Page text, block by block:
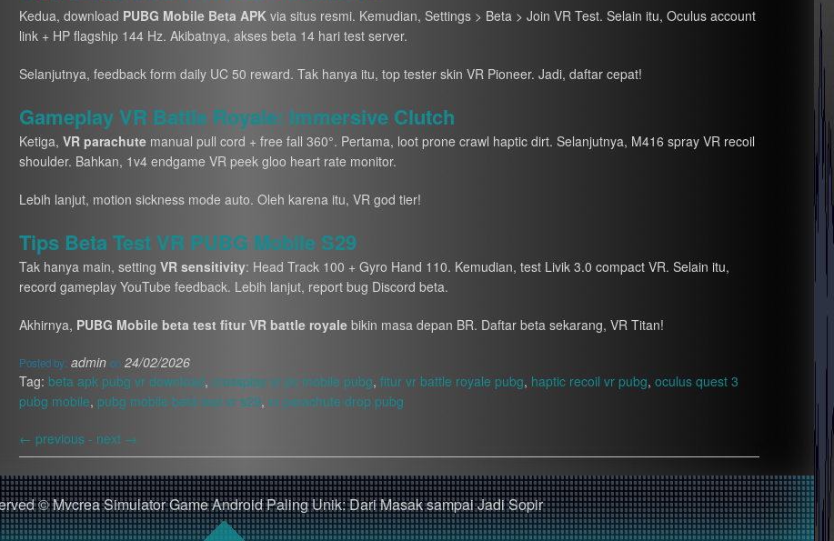
Kedua, download PUBG Mobile Beta APKvia situs resmi. Kemudian, Settings > Beta > Join VR Test. Selain itu, Oculus account
link + HP flagship 144 Hz. Akibatnya, akses beta 14 hari test server.
Selanjutnya, feedback form daily UC 50 reward. Tak hanya itu, top tester skin VR Pioneer. Jadi, daftar cepat!
Gameplay VR Battle Royale: Immersive Clutch
Ketiga, VR parachutemanual pull cord + free fall 360°. Pertama, loot prone crawl haptic dirt. Selanjutnya, M416 spray VR recoil
shoulder. Bahkan, 1v4 endgame VR peek gloo heart rate monitor.
Lebih lanjut, motion sickness mode auto. Oleh karena itu, VR god tier!
Tips Beta Test VR PUBG Mobile S29
Tak hanya main, setting VR sensitivity: Head Track 100 + Gyro Hand 110. Kemudian, test Livik 3.0 compact VR. Selain itu,
record gameplay YouTube feedback. Lebih lanjut, report bug Discord beta.
Akhirnya, PUBG Mobile beta test fitur VR battle royalebikin masa depan BR. Daftar beta sekarang, VR Titan!
Posted by: admin on 24/02/2026
Tag: beta apk pubg vr download, crossplay vr pc mobile pubg, fitur vr battle royale pubg, haptic recoil vr pubg, oculus quest 3
pubg mobile, pubg mobile beta test vr s29, vr parachute drop pubg
← previous - next →
© Mvcrea Simulator Game Android Paling Unik: Dari Masak sampai Jadi Sopir